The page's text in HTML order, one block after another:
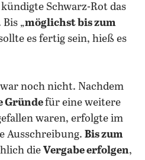
Schwarz-Rot das
„möglichst bis zum
es fertig sein, hieß es
noch nicht. Nachdem
Gründefür eine weitere
waren, erfolgte im
Ausschreibung. Bis zum
die Vergabe erfolgen,